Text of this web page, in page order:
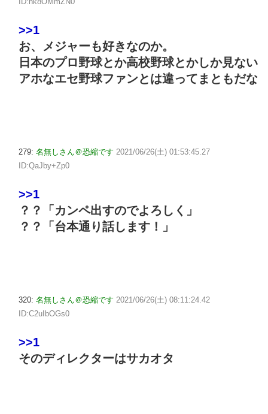
>>1
お、メジャーも好きなのか。
日本のプロ野球とか高校野球とかしか見ない
アホなエセ野球ファンとは違ってまともだな
279: 名無しさん＠恐縮です 2021/06/26(土) 01:53:45.27
ID:QaJby+Zp0
>>1
？？「カンペ出すのでよろしく」
？？「台本通り話します！」
320: 名無しさん＠恐縮です 2021/06/26(土) 08:11:24.42
ID:C2uIbOGs0
>>1
そのディレクターはサカオタ